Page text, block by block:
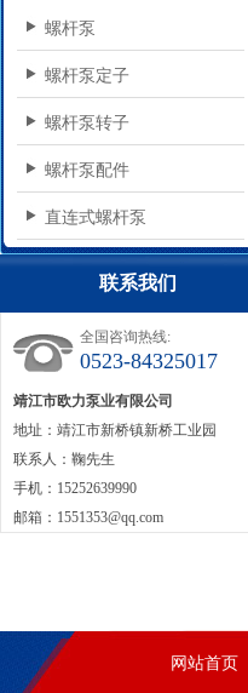
螺杆泵
螺杆泵定子
螺杆泵转子
螺杆泵配件
直连式螺杆泵
联系我们
全国咨询热线:
0523-84325017
靖江市欧力泵业有限公司
地址：靖江市新桥镇新桥工业园
联系人：鞠先生
手机：15252639990
邮箱： 1551353@qq.com
网站首页